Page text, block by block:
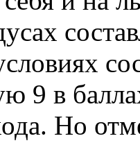
9 в
Но